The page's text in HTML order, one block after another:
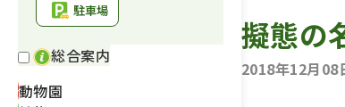
駐車場
総合案内
動物園
擬態の
2018年12月08